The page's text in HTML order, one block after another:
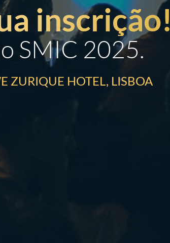
inscrição!
SMIC 2025.
ZURIQUE HOTEL, LISBOA